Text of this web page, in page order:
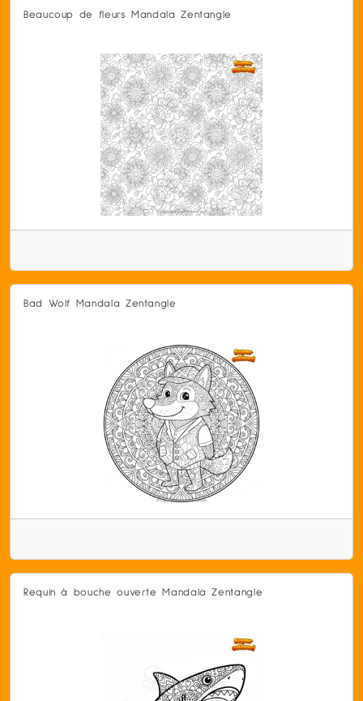
Beaucoup de fleurs Mandala Zentangle
Bad Wolf Mandala Zentangle
Requin à bouche ouverte Mandala Zentangle